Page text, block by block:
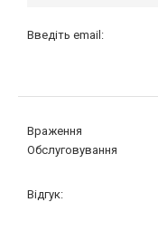
Введіть email:
Враження
Обслуговування
Відгук: